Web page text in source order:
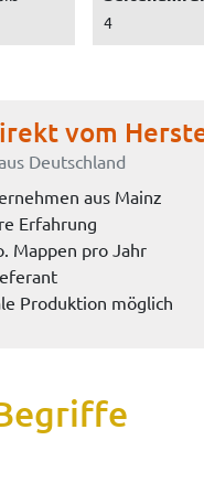
4
vom
Deutschland
aus Mainz
Erfahrung
Mappen pro Jahr
Produktion möglich